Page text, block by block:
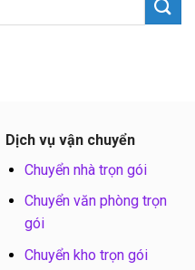
Dịch vụ vận chuyển
Chuyển nhà trọn gói
Chuyển văn phòng trọn
gói
Chuyển kho trọn gói